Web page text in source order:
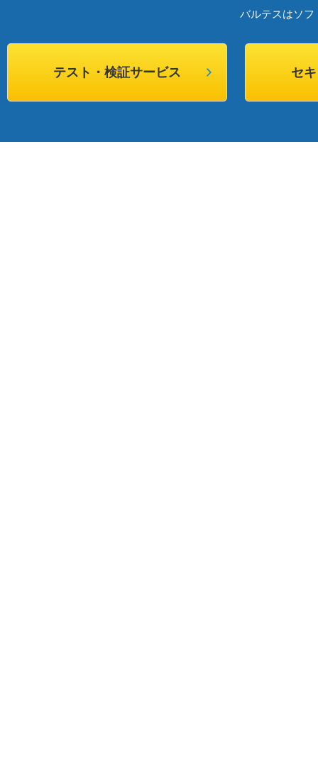
バルテスはソ
テスト・検証サービス セ